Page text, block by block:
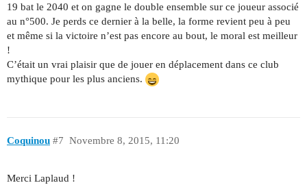
19 bat le 2040 et on gagne le double ensemble sur ce joueur associé
au n°500. Je perds ce dernier à la belle, la forme revient peu à peu
et même si la victoire n’est pas encore au bout, le moral est meilleur
!
C’était un vrai plaisir que de jouer en déplacement dans ce club
mythique pour les plus anciens.
Coquinou Novembre 8, 2015, 11:20
#7
Merci Laplaud !